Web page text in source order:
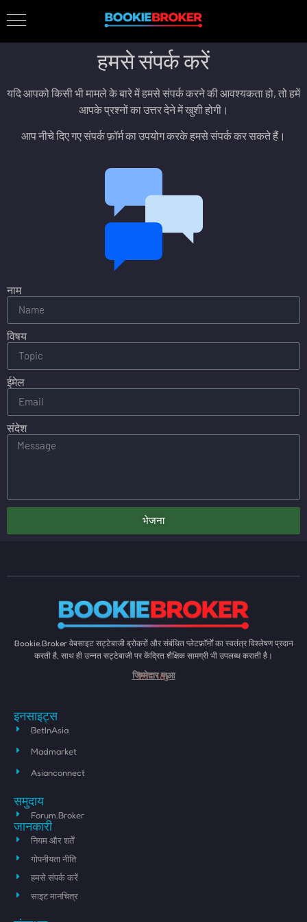
हमसे संपर्क करें
यदि आपको किसी भी मामले के बारे में हमसे संपर्क करने की आवश्यकता हो, तो हमें
आपके प्रश्नों का उत्तर देने में खुशी होगी।
आप नीचे दिए गए संपर्क फ़ॉर्म का उपयोग करके हमसे संपर्क कर सकते हैं।
नाम
विषय
ईमेल
संदेश
भेजना
Bookie.Broker वेबसाइट सट्टेबाजी ब्रोकरों और संबंधित प्लेटफ़ॉर्मों का स्वतंत्र विश्लेषण प्रदान
करती है, साथ ही उन्नत सट्टेबाजी पर केंद्रित शैक्षिक सामग्री भी उपलब्ध कराती है।
केवल 18+
जिम्मेदार जुआ
इनसाइट्स
BetInAsia
Madmarket
Asianconnect
समुदाय
Forum.Broker
जानकारी
नियम और शर्तें
गोपनीयता नीति
हमसे संपर्क करें
साइट मानचित्र